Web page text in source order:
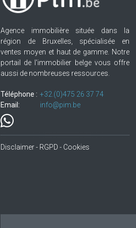
Agence immobilière située dans la
région de Bruxelles, spécialisée en
ventes moyen et haut de gamme. Notre
portail de l'immobilier belge vous offre
aussi de nombreuses ressources.
Téléphone : +32.(0)475 26 37 74
Email:
info@pim.be
Disclaimer - RGPD - Cookies